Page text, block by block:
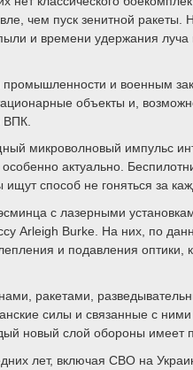
чем пуск зенитной ракеты.
и времени удержания
и военным
объекты и,
ВПК.
микроволновый импульс
актуально.
способ не гоняться за
с лазерными
Arleigh Burke. На них, по
и подавления оптики,
ракетами,
силы и связанные с
новый слой обороны имеет
лет, включая СВО на